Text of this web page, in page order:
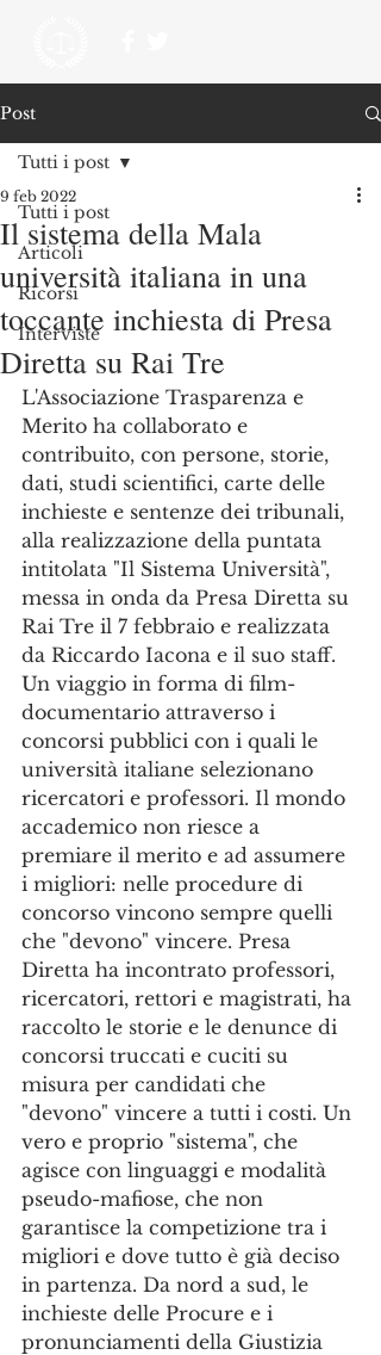
Post
Tutti i post
Articoli
Ricorsi
Interviste
Tutti i post
Il sistema della Mala
università italiana in una
toccante inchiesta di Presa
Diretta su Rai Tre
9 feb 2022
L'Associazione Trasparenza e
Merito ha collaborato e
contribuito, con persone, storie,
dati, studi scientifici, carte delle
inchieste e sentenze dei tribunali,
alla realizzazione della puntata
intitolata "Il Sistema Università",
messa in onda da Presa Diretta su
Rai Tre il 7 febbraio e realizzata
da Riccardo Iacona e il suo staff.
Un viaggio in forma di film-
documentario attraverso i
concorsi pubblici con i quali le
università italiane selezionano
ricercatori e professori. Il mondo
accademico non riesce a
premiare il merito e ad assumere
i migliori: nelle procedure di
concorso vincono sempre quelli
che "devono" vincere. Presa
Diretta ha incontrato professori,
ricercatori, rettori e magistrati, ha
raccolto le storie e le denunce di
concorsi truccati e cuciti su
misura per candidati che
"devono" vincere a tutti i costi. Un
vero e proprio "sistema", che
agisce con linguaggi e modalità
pseudo-mafiose, che non
garantisce la competizione tra i
migliori e dove tutto è già deciso
in partenza. Da nord a sud, le
inchieste delle Procure e i
pronunciamenti della Giustizia